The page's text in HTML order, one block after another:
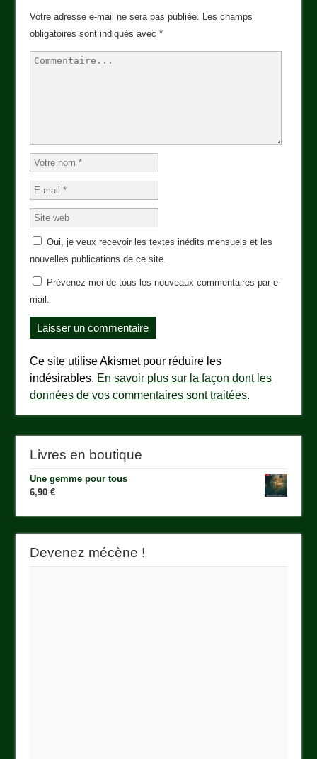
Votre adresse e-mail ne sera pas publiée. Les champs
obligatoires sont indiqués avec*
Oui, je veux recevoir les textes inédits mensuels et les
nouvelles publications de ce site.
Prévenez-moi de tous les nouveaux commentaires par e-
mail.
Ce site utilise Akismet pour réduire les
indésirables. En savoir plus sur la façon dont les
données de vos commentaires sont traitées.
Livres en boutique
Une gemme pour tous
6,90€
Devenez mécène !